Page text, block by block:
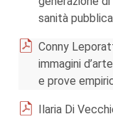
sanità pubblica
Conny
immagini
e prove
Ilaria Di